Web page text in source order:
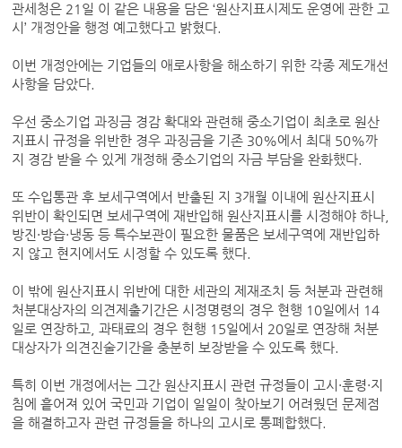
관세청은 21일 이 같은 내용을 담은 ‘원산지표시제도 운영에 관한 고
시’ 개정안을 행정 예고했다고 밝혔다.
이번 개정안에는 기업들의 애로사항을 해소하기 위한 각종 제도개선
사항을 담았다.
우선 중소기업 과징금 경감 확대와 관련해 중소기업이 최초로 원산
지표시 규정을 위반한 경우 과징금을 기존 30%에서 최대 50%까
지 경감 받을 수 있게 개정해 중소기업의 자금 부담을 완화했다.
또 수입통관 후 보세구역에서 반출된 지 3개월 이내에 원산지표시
위반이 확인되면 보세구역에 재반입해 원산지표시를 시정해야 하나,
방진·방습·냉동 등 특수보관이 필요한 물품은 보세구역에 재반입하
지 않고 현지에서도 시정할 수 있도록 했다.
이 밖에 원산지표시 위반에 대한 세관의 제재조치 등 처분과 관련해
처분대상자의 의견제출기간은 시정명령의 경우 현행 10일에서 14
일로 연장하고, 과태료의 경우 현행 15일에서 20일로 연장해 처분
대상자가 의견진술기간을 충분히 보장받을 수 있도록 했다.
특히 이번 개정에서는 그간 원산지표시 관련 규정들이 고시·훈령·지
침에 흩어져 있어 국민과 기업이 일일이 찾아보기 어려웠던 문제점
을 해결하고자 관련 규정들을 하나의 고시로 통폐합했다.